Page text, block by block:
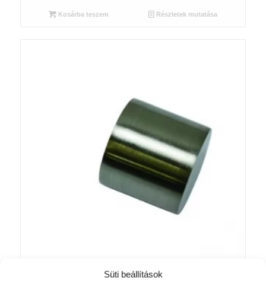
Süti beállítások
Kosárba teszem Részletek mutatása
Chicago végkupak 20mm nemesacél